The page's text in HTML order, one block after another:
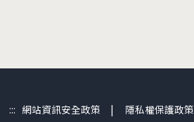
::: 網站資訊安全政策 | 隱私權保護政策